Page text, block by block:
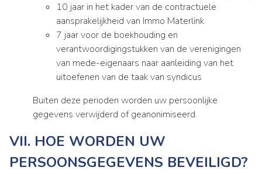
10 jaar in het kader van de contractuele
aansprakelijkheid van Immo Materlink
7 jaar voor de boekhouding en
verantwoordigingstukken van de verenigingen
van mede-eigenaars naar aanleiding van het
uitoefenen van de taak van syndicus
Buiten deze perioden worden uw persoonlijke
gegevens verwijderd of geanonimiseerd.
VII. HOE WORDEN UW
PERSOONSGEGEVENS BEVEILIGD?